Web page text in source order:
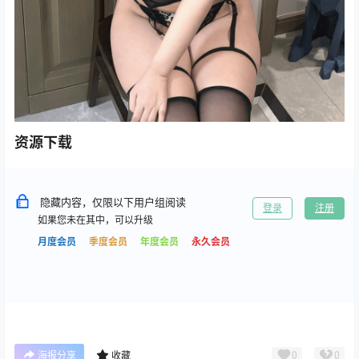
资源下载
隐藏内容，仅限以下用户组阅读
如果您未在其中，可以升级
月度会员
季度会员 年度会员 永久会员
登录 注册
海报分享 收藏 0 0